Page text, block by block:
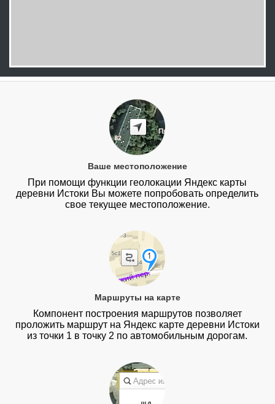
Ваше местоположение
При помощи функции геолокации Яндекс карты
деревни Истоки Вы можете попробовать определить
свое текущее местоположение.
Маршруты на карте
Компонент построения маршрутов позволяет
проложить маршрут на Яндекс карте деревни Истоки
из точки 1 в точку 2 по автомобильным дорогам.